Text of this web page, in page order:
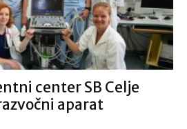
center SB Celje
aparat